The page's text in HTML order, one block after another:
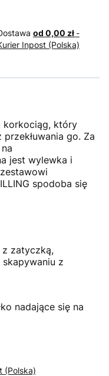
od 0,00 zł -
Inpost (Polska)
korkociąg, który
go. Za
jest wylewka i
spodoba się
z zatyczką,
z
nadające się na
(Polska)